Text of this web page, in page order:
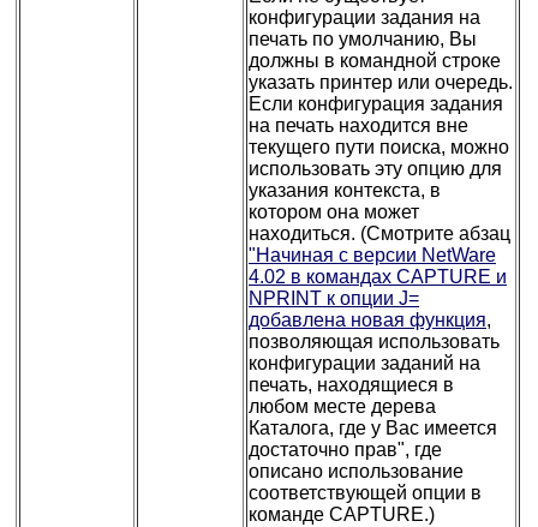
конфигурации задания на
печать по умолчанию, Вы
должны в командной строке
указать принтер или очередь.
Если конфигурация задания
на печать находится вне
текущего пути поиска, можно
использовать эту опцию для
указания контекста, в
котором она может
находиться. (Смотрите абзац
"Начиная с версии NetWare
4.02 в командах CAPTURE и
NPRINT к опции J=
добавлена новая функция,
позволяющая использовать
конфигурации заданий на
печать, находящиеся в
любом месте дерева
Каталога, где у Вас имеется
достаточно прав", где
описано использование
соответствующей опции в
команде CAPTURE.)